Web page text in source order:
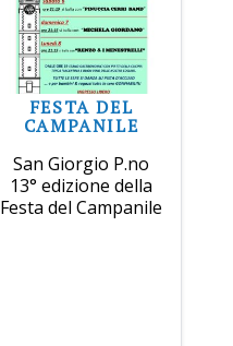
FESTA DEL
CAMPANILE
San Giorgio P.no
13° edizione della
Festa del Campanile